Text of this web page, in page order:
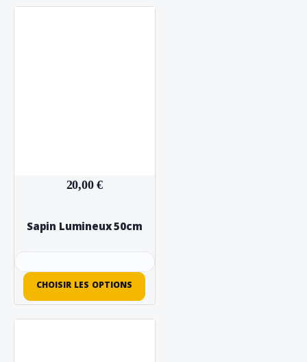
20,00 €
Sapin Lumineux 50cm
CHOISIR LES OPTIONS